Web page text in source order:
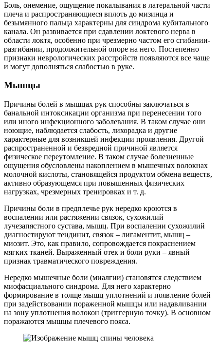
Боль, онемение, ощущение покалывания в латеральной части
плеча и распространяющиеся вплоть до мизинца и
безымянного пальца характерны для синдрома кубитального
канала. Он развивается при сдавлении локтевого нерва в
области локтя, особенно при чрезмерно частом его сгибании-
разгибании, продолжительной опоре на него. Постепенно
признаки неврологических расстройств появляются все чаще
и могут дополняться слабостью в руке.
Мышцы
Причины болей в мышцах рук способны заключаться в
банальной интоксикации организма при перенесении того
или иного инфекционного заболевания. В таком случае они
ноющие, наблюдается слабость, лихорадка и другие
характерные для возникшей инфекции проявления. Другой
распространенной и безвредной причиной является
физическое переутомление. В таком случае болезненные
ощущения обусловлены накоплением в мышечных волокнах
молочной кислоты, становящейся продуктом обмена веществ,
активно образующемся при повышенных физических
нагрузках, чрезмерных тренировках и т. д.
Причины боли в предплечье рук нередко кроются в
воспалении или растяжении связок, сухожилий
лучезапястного сустава, мышц. При воспалении сухожилий
диагностируют тендинит, связок – лигаментит, мышц –
миозит. Это, как правило, сопровождается покраснением
мягких тканей. Выраженный отек и боли руки – явный
признак травматического повреждения.
Нередко мышечные боли (миалгии) становятся следствием
миофасциального синдрома. Для него характерно
формирование в толще мышц уплотнений и появление болей
при задействовании пораженной мышцы или надавливании
на зону уплотнения волокон (триггерную точку). В основном
поражаются мышцы плечевого пояса.